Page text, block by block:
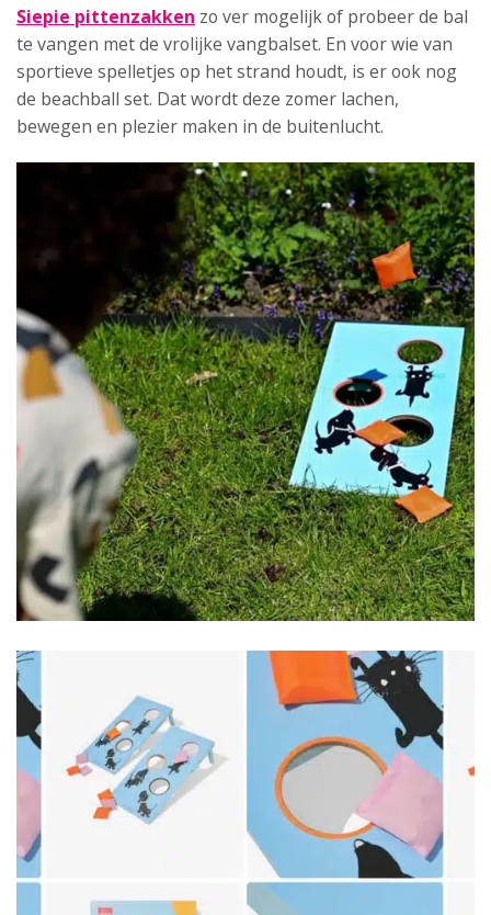
Siepie pittenzakken zo ver mogelijk of probeer de bal
te vangen met de vrolijke vangbalset. En voor wie van
sportieve spelletjes op het strand houdt, is er ook nog
de beachball set. Dat wordt deze zomer lachen,
bewegen en plezier maken in de buitenlucht.